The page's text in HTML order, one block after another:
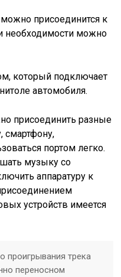
можно присоединится к
необходимости можно
который подключает
автомобиля.
присоединить разные
смартфону,
портом легко.
музыку со
аппаратуру к
устройств имеется
проигрывания трека
переносном